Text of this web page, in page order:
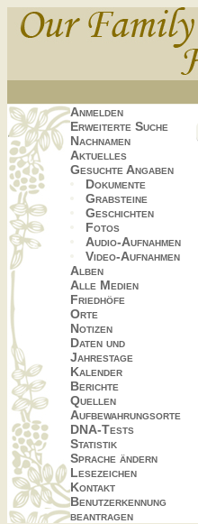
Anmelden
Erweiterte Suche
Nachnamen
Aktuelles
Gesuchte Angaben
Dokumente
Grabsteine
Geschichten
Fotos
Audio-Aufnahmen
Video-Aufnahmen
Alben
Alle Medien
Friedhöfe
Orte
Notizen
Daten und
Jahrestage
Kalender
Berichte
Quellen
Aufbewahrungsorte
DNA-Tests
Statistik
Sprache ändern
Lesezeichen
Kontakt
Benutzerkennung
beantragen